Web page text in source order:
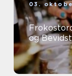
03.
og Bevidst